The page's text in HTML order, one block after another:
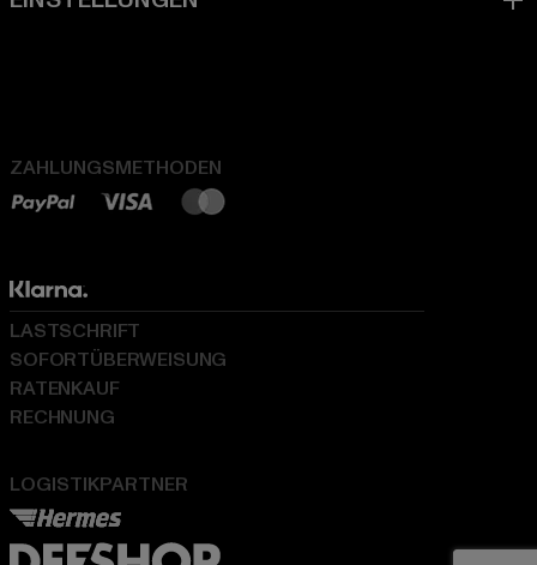
ZAHLUNGSMETHODEN
LOGISTIKPARTNER
LASTSCHRIFT
SOFORTÜBERWEISUNG
RATENKAUF
RECHNUNG